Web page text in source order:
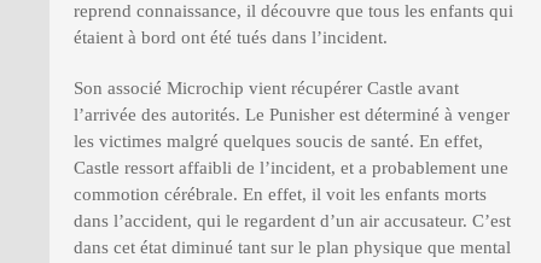
reprend connaissance, il découvre que tous les enfants qui
étaient à bord ont été tués dans l’incident.
Son associé Microchip vient récupérer Castle avant
l’arrivée des autorités. Le Punisher est déterminé à venger
les victimes malgré quelques soucis de santé. En effet,
Castle ressort affaibli de l’incident, et a probablement une
commotion cérébrale. En effet, il voit les enfants morts
dans l’accident, qui le regardent d’un air accusateur. C’est
dans cet état diminué tant sur le plan physique que mental